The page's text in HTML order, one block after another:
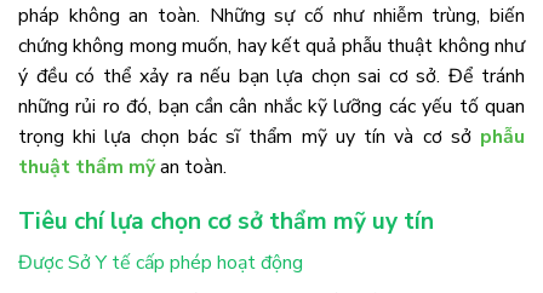
pháp không an toàn. Những sự cố như nhiễm trùng, biến
chứng không mong muốn, hay kết quả phẫu thuật không như
ý đều có thể xảy ra nếu bạn lựa chọn sai cơ sở. Để tránh
những rủi ro đó, bạn cần cân nhắc kỹ lưỡng các yếu tố quan
trọng khi lựa chọn bác sĩ thẩm mỹ uy tín và cơ sở phẫu
thuật thẩm mỹan toàn.
Tiêu chí lựa chọn cơ sở thẩm mỹ uy tín
Được Sở Y tế cấp phép hoạt động